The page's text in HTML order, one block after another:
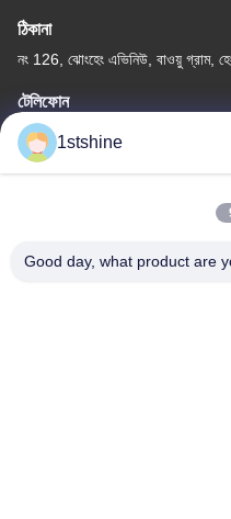
ঠিকানা
নং 126, ঝোংহেং এভিনিউ, বাওয়ু গ্রাম,
টেলিফোন
86--18126432925
গোপনীয়তা
1stshine
Good day, what product are